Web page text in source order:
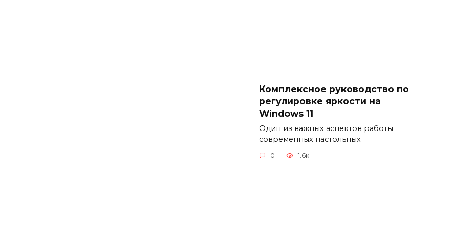
Комплексное руководство по
регулировке яркости на
Windows 11
Один из важных аспектов работы
современных настольных
0 1.6к.